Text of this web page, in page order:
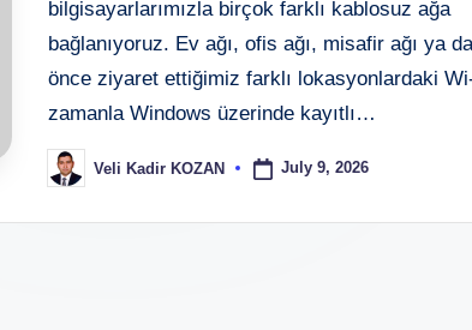
bilgisayarlarımızla birçok farklı kablosuz ağa
bağlanıyoruz. Ev ağı, ofis ağı, misafir ağı ya
önce ziyaret ettiğimiz farklı lokasyonlardaki
zamanla Windows üzerinde kayıtlı…
Posted
by
Veli Kadir KOZAN July 9, 2026